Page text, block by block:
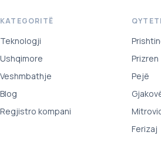
KATEGORITË
Teknologji
Ushqimore
Veshmbathje
Blog
Regjistro kompani
Prizren
Pejë
Ferizaj